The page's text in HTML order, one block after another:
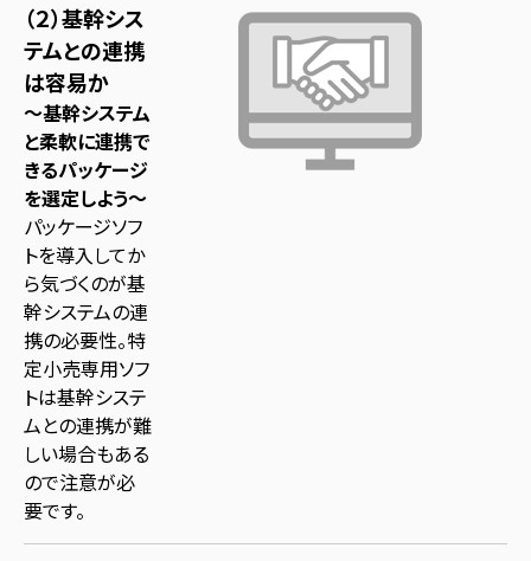
（２）基幹シス
テムとの連携
は容易か
～基幹システム
と柔軟に連携で
きるパッケージ
を選定しよう～
パッケージソフ
トを導入してか
ら気づくのが基
幹システムの連
携の必要性。特
定小売専用ソフ
トは基幹システ
ムとの連携が難
しい場合もある
ので注意が必
要です。